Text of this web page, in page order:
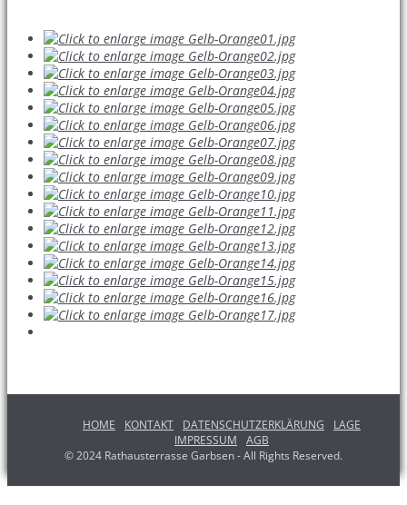
HOME KONTAKT DATENSCHUTZERKLÄRUNG
LAGE
IMPRESSUM
AGB
© 2024 Rathausterrasse Garbsen - All Rights Reserved.